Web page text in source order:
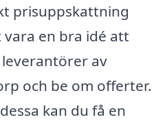
prisuppskattning
en bra idé att
av
och be om offerter.
kan du få en